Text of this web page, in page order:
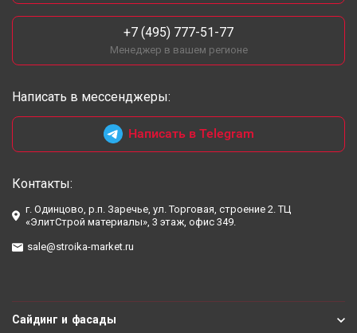
+7 (495) 777-51-77
Менеджер в вашем регионе
Написать в мессенджеры:
Написать в Telegram
Контакты:
г. Одинцово, р.п. Заречье, ул. Торговая, строение 2. ТЦ
«ЭлитСтрой материалы», 3 этаж, офис 349.
sale@stroika-market.ru
Сайдинг и фасады